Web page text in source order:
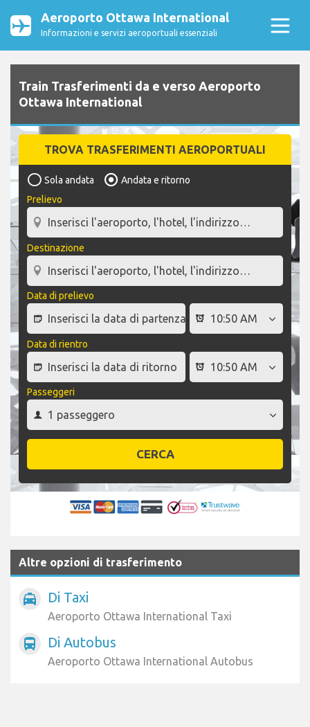
Aeroporto Ottawa International
Informazioni e servizi aeroportuali essenziali
Train Trasferimenti da e verso Aeroporto
Ottawa International
TROVA TRASFERIMENTI AEROPORTUALI
Sola andata
Andata e ritorno
Prelievo
Destinazione
Data di prelievo
Data di rientro
Passeggeri
CERCA
Altre opzioni di trasferimento
local_taxi Di Taxi
Aeroporto Ottawa International Taxi
directions_bus Di Autobus
Aeroporto Ottawa International Autobus